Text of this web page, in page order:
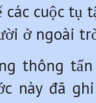
các cuộc tụ
ở ngoài
thông
này đã